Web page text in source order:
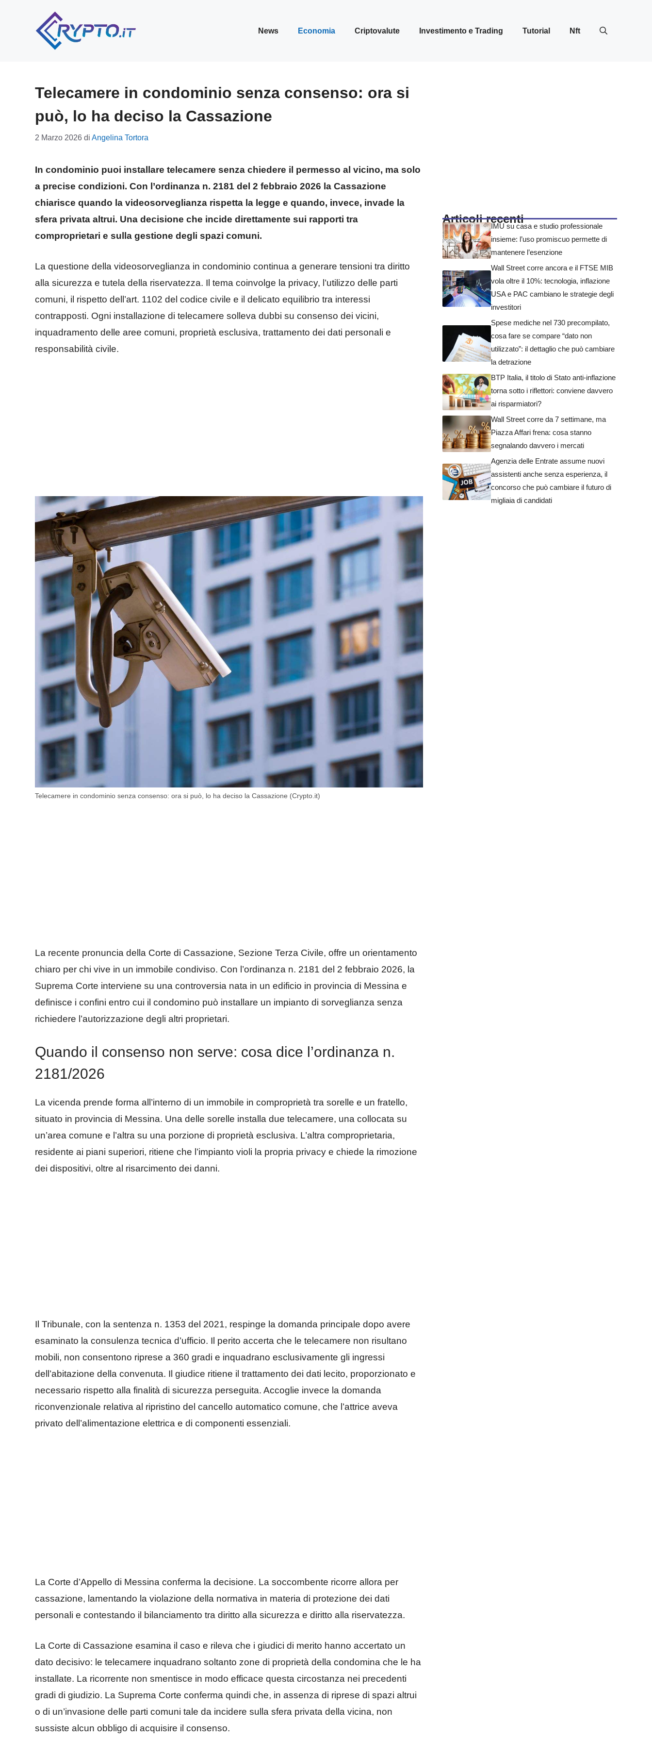
News Economia Criptovalute Investimento e Trading Tutorial Nft
Telecamere in condominio senza consenso: ora si
può, lo ha deciso la Cassazione
2 Marzo 2026 di Angelina Tortora
In condominio puoi installare telecamere senza chiedere il permesso al vicino, ma solo
a precise condizioni. Con l’ordinanza n. 2181 del 2 febbraio 2026 la Cassazione
chiarisce quando la videosorveglianza rispetta la legge e quando, invece, invade la
sfera privata altrui. Una decisione che incide direttamente sui rapporti tra
comproprietari e sulla gestione degli spazi comuni.
La questione della videosorveglianza in condominio continua a generare tensioni tra diritto
alla sicurezza e tutela della riservatezza. Il tema coinvolge la privacy, l’utilizzo delle parti
comuni, il rispetto dell’art. 1102 del codice civile e il delicato equilibrio tra interessi
contrapposti. Ogni installazione di telecamere solleva dubbi su consenso dei vicini,
inquadramento delle aree comuni, proprietà esclusiva, trattamento dei dati personali e
responsabilità civile.
Telecamere in condominio senza consenso: ora si può, lo ha deciso la Cassazione (Crypto.it)
La recente pronuncia della Corte di Cassazione, Sezione Terza Civile, offre un orientamento
chiaro per chi vive in un immobile condiviso. Con l’ordinanza n. 2181 del 2 febbraio 2026, la
Suprema Corte interviene su una controversia nata in un edificio in provincia di Messina e
definisce i confini entro cui il condomino può installare un impianto di sorveglianza senza
richiedere l’autorizzazione degli altri proprietari.
Quando il consenso non serve: cosa dice l’ordinanza n.
2181/2026
La vicenda prende forma all’interno di un immobile in comproprietà tra sorelle e un fratello,
situato in provincia di Messina. Una delle sorelle installa due telecamere, una collocata su
un’area comune e l’altra su una porzione di proprietà esclusiva. L’altra comproprietaria,
residente ai piani superiori, ritiene che l’impianto violi la propria privacy e chiede la rimozione
dei dispositivi, oltre al risarcimento dei danni.
Il Tribunale, con la sentenza n. 1353 del 2021, respinge la domanda principale dopo avere
esaminato la consulenza tecnica d’ufficio. Il perito accerta che le telecamere non risultano
mobili, non consentono riprese a 360 gradi e inquadrano esclusivamente gli ingressi
dell’abitazione della convenuta. Il giudice ritiene il trattamento dei dati lecito, proporzionato e
necessario rispetto alla finalità di sicurezza perseguita. Accoglie invece la domanda
riconvenzionale relativa al ripristino del cancello automatico comune, che l’attrice aveva
privato dell’alimentazione elettrica e di componenti essenziali.
La Corte d’Appello di Messina conferma la decisione. La soccombente ricorre allora per
cassazione, lamentando la violazione della normativa in materia di protezione dei dati
personali e contestando il bilanciamento tra diritto alla sicurezza e diritto alla riservatezza.
La Corte di Cassazione esamina il caso e rileva che i giudici di merito hanno accertato un
dato decisivo: le telecamere inquadrano soltanto zone di proprietà della condomina che le ha
installate. La ricorrente non smentisce in modo efficace questa circostanza nei precedenti
gradi di giudizio. La Suprema Corte conferma quindi che, in assenza di riprese di spazi altrui
o di un’invasione delle parti comuni tale da incidere sulla sfera privata della vicina, non
sussiste alcun obbligo di acquisire il consenso.
Articoli recenti
IMU su casa e studio professionale
insieme: l’uso promiscuo permette di
mantenere l’esenzione
Wall Street corre ancora e il FTSE MIB
vola oltre il 10%: tecnologia, inflazione
USA e PAC cambiano le strategie degli
investitori
Spese mediche nel 730 precompilato,
cosa fare se compare “dato non
utilizzato”: il dettaglio che può cambiare
la detrazione
BTP Italia, il titolo di Stato anti-inflazione
torna sotto i riflettori: conviene davvero
ai risparmiatori?
Wall Street corre da 7 settimane, ma
Piazza Affari frena: cosa stanno
segnalando davvero i mercati
Agenzia delle Entrate assume nuovi
assistenti anche senza esperienza, il
concorso che può cambiare il futuro di
migliaia di candidati